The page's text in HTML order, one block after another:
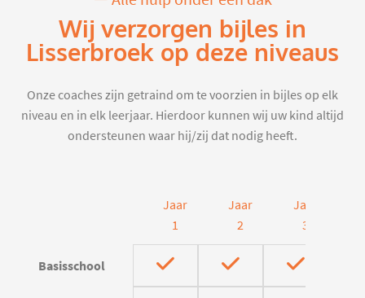
Wij verzorgen bijles in
Lisserbroek op deze niveaus
Onze coaches zijn getraind om te voorzien in bijles op elk
niveau en in elk leerjaar. Hierdoor kunnen wij uw kind altijd
ondersteunen waar hij/zij dat nodig heeft.
Jaar
1
Jaar
2
Jaar
3
Basisschool